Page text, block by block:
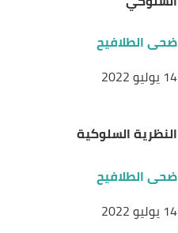
ضحى الطلافيح
14 يوليو 2022
النظرية السلوكية
ضحى الطلافيح
14 يوليو 2022